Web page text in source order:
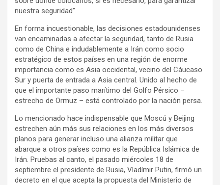
nuestra seguridad”.
En forma incuestionable, las decisiones estadounidenses
van encaminadas a afectar la seguridad, tanto de Rusia
como de China e indudablemente a Irán como socio
estratégico de estos países en una región de enorme
importancia como es Asia occidental, vecino del Cáucaso
Sur y puerta de entrada a Asia central. Unido al hecho de
que el importante paso marítimo del Golfo Pérsico –
estrecho de Ormuz – está controlado por la nación persa.
Lo mencionado hace indispensable que Moscú y Beijing
estrechen aún más sus relaciones en los más diversos
planos para generar incluso una alianza militar que
abarque a otros países como es la República Islámica de
Irán. Pruebas al canto, el pasado miércoles 18 de
septiembre el presidente de Rusia, Vladímir Putin, firmó un
decreto en el que acepta la propuesta del Ministerio de